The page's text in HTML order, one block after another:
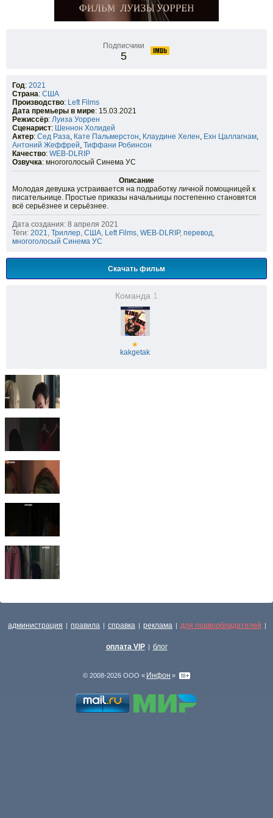
Подписчики
5
Год: 2021
Страна: США
Производство: Left Films
Дата премьеры в мире: 15.03.2021
Режиссёр: Луиза Уоррен
Сценарист: Шеннон Холидей
Актер: Сед Раза, Кате Пальмерстон, Клаудине Хелен, Ехн Цаллагнам,
Антоний Жеффрей, Тиффани Робинсон
Качество: WEB-DLRIP
Озвучка: многоголосый Синема УС
Описание
Молодая девушка устраивается на подработку личной помощницей к
писательнице. Простые приказы начальницы постепенно становятся
всё серьёзнее и серьёзнее.
Дата создания: 8 апреля 2021
Теги: 2021, Триллер, США, Left Films, WEB-DLRIP, перевод,
многоголосый Синема УС
Скачать фильм
Команда 1
★
kakgetak
администрация | правила | справка | реклама | для правообладателей |
оплата VIP | блог
© 2008-2026 ООО « Инфон »